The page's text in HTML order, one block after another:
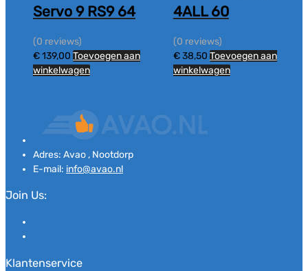
Servo 9 RS9 64
(0 reviews)
€139,00 Toevoegen aan
winkelwagen
4ALL 60
(0 reviews)
€38,50 Toevoegen aan
winkelwagen
Adres: Avao , Nootdorp
E-mail: info@avao.nl
Join Us:
Klantenservice